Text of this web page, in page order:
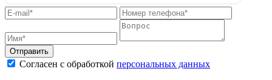
Отправить
Согласен с обработкой персональных данных